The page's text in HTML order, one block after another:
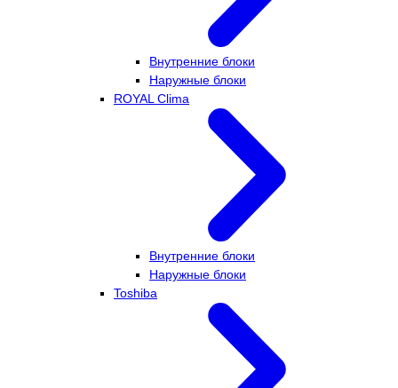
Внутренние блоки
Наружные блоки
ROYAL Clima
Внутренние блоки
Наружные блоки
Toshiba